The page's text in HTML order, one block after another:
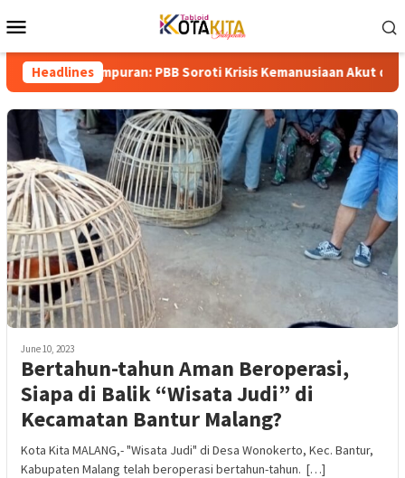
to
Menu
Headlines
Gempuran: PBB Soroti Krisis Kemanusiaan Akut dan
June 10, 2023
Bertahun-tahun Aman Beroperasi,
Siapa di Balik “Wisata Judi” di
Kecamatan Bantur Malang?
Kota Kita MALANG,- "Wisata Judi" di Desa Wonokerto, Kec. Bantur,
Kabupaten Malang telah beroperasi bertahun-tahun. […]